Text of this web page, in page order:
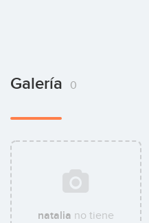
Galería 0
natalia no tiene